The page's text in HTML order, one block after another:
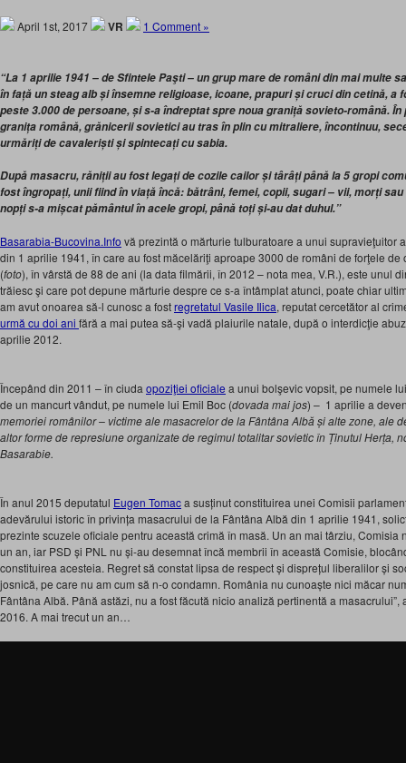
April 1st, 2017 VR 1 Comment »
“La 1 aprilie 1941 – de Sfintele Paşti – un grup mare de români din mai multe
în față un steag alb și însemne religioase, icoane, prapuri și cruci din cetină, a
peste 3.000 de persoane, și s-a îndreptat spre noua graniță sovieto-română.
granița română, grănicerii sovietici au tras în plin cu mitraliere, încontinuu,
urmăriți de cavaleriști și spintecați cu sabia.
După masacru, răniții au fost legați de cozile cailor și târâți până la 5 gropi
fost îngropați, unii fiind în viață încă: bătrâni, femei, copii, sugari – vii, morți
nopți s-a mișcat pământul în acele gropi, până toți și-au dat duhul.”
Basarabia-Bucovina.Info vă prezintă o mărturie tulburatoare a unui supravieţuitor
din 1 aprilie 1941, în care au fost măcelăriţi aproape 3000 de români de forţele de
(foto), în vârstă de 88 de ani (la data filmării, în 2012 – nota mea, V.R.), este unul
trăiesc şi care pot depune mărturie despre ce s-a întâmplat atunci, poate chiar
am avut onoarea să-l cunosc a fostregretatul Vasile Ilica, reputat cercetător al
urmă cu doi ani fără a mai putea să-şi vadă plaiurile natale, după o interdicţie
aprilie 2012.
Începând din 2011 – în ciuda opoziţiei oficiale a unui bolşevic vopsit, pe numele
de un mancurt vândut, pe numele lui Emil Boc (dovada mai jos) – 1 aprilie a
memoriei românilor – victime ale masacrelor de la Fântâna Albă și alte zone, ale
altor forme de represiune organizate de regimul totalitar sovietic în Ținutul Herța,
Basarabie.
În anul 2015 deputatul Eugen Tomaca susținut constituirea unei Comisii
adevărului istoric în privința masacrului de la Fântâna Albă din 1 aprilie 1941,
prezinte scuzele oficiale pentru această crimă în masă. Un an mai târziu, Comisia
un an, iar PSD și PNL nu și-au desemnat încă membrii în această Comisie,
constituirea acesteia. Regret să constat lipsa de respect și disprețul liberalilor și
josnică, pe care nu am cum să n-o condamn. România nu cunoaște nici măcar
Fântâna Albă. Până astăzi, nu a fost făcută nicio analiză pertinentă a
2016. A mai trecut un an…